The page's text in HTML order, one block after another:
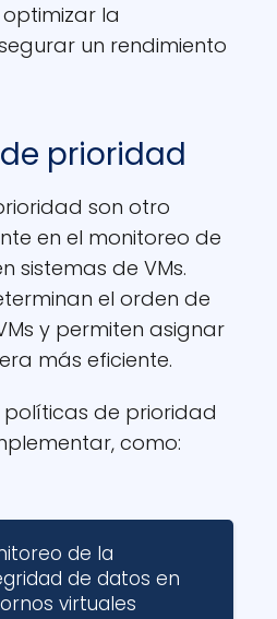
la
un rendimiento
prioridad
son otro
en el monitoreo de
sistemas de VMs.
el orden de
y permiten asignar
más eficiente.
políticas de prioridad
como:
de la
de datos en
virtuales